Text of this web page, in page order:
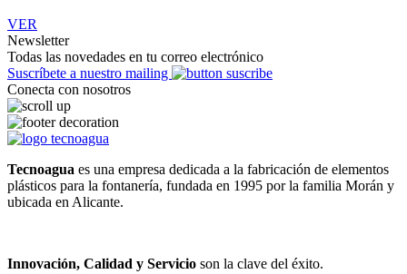
VER
Newsletter
Todas las novedades en tu correo electrónico
Suscríbete a nuestro mailing
Conecta con nosotros
Tecnoagua es una empresa dedicada a la fabricación de elementos
plásticos para la fontanería, fundada en 1995 por la familia Morán y
ubicada en Alicante.
Innovación, Calidad y Servicio son la clave del éxito.